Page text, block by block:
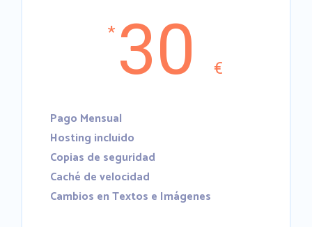
* 30 €
Pago Mensual
Hosting incluido
Copias de seguridad
Caché de velocidad
Cambios en Textos e Imágenes